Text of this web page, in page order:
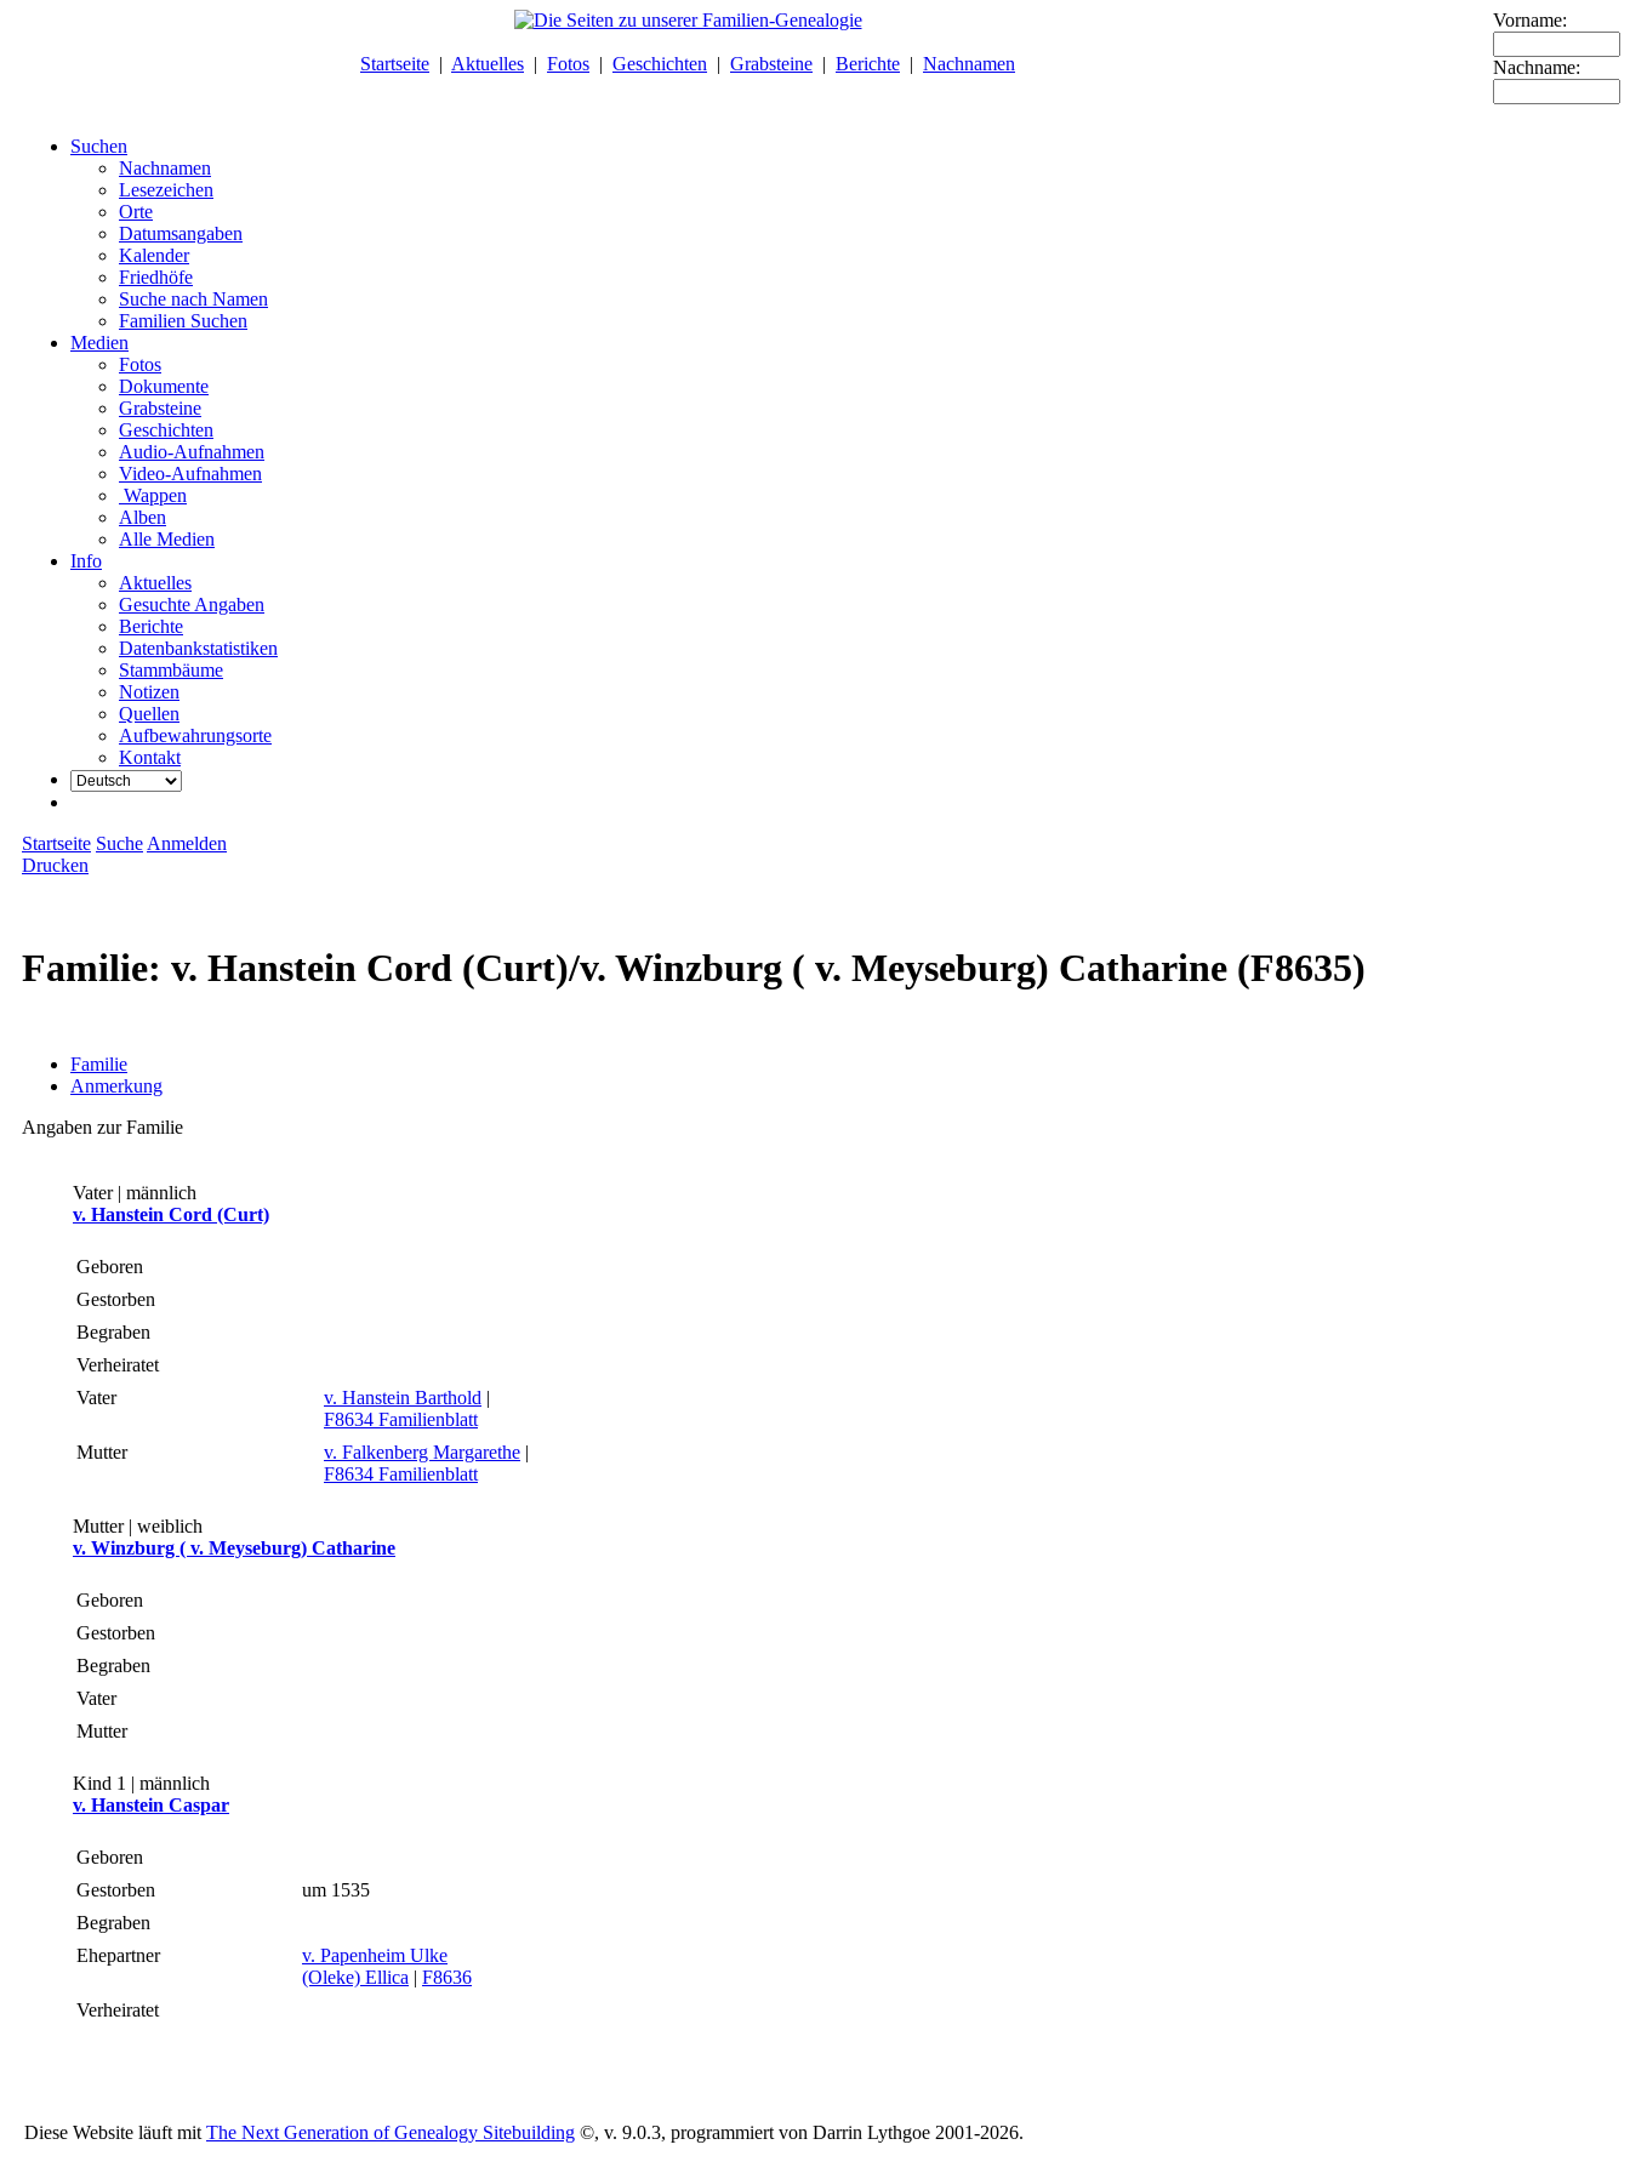
Startseite | Aktuelles | Fotos | Geschichten | Grabsteine | Berichte | Nachnamen
Vorname:
Nachname:
Suchen
Nachnamen
Lesezeichen
Orte
Datumsangaben
Kalender
Friedhöfe
Suche nach Namen
Familien Suchen
Medien
Fotos
Dokumente
Grabsteine
Geschichten
Audio-Aufnahmen
Video-Aufnahmen
Wappen
Alben
Alle Medien
Info
Aktuelles
Gesuchte Angaben
Berichte
Datenbankstatistiken
Stammbäume
Notizen
Quellen
Aufbewahrungsorte
Kontakt
Startseite Suche Anmelden
Drucken
Familie: v. Hanstein Cord (Curt)/v. Winzburg ( v. Meyseburg) Catharine (F8635)
Familie
Anmerkung
Angaben zur Familie
Vater | männlich
v. Hanstein Cord (Curt)
Geboren
Gestorben
Begraben
Verheiratet
Vater
v. Hanstein Barthold |
F8634 Familienblatt
Mutter
v. Falkenberg Margarethe |
F8634 Familienblatt
Mutter | weiblich
v. Winzburg ( v. Meyseburg) Catharine
Geboren
Gestorben
Begraben
Vater
Mutter
Kind 1 | männlich
v. Hanstein Caspar
Geboren
Gestorben
um 1535
Begraben
Ehepartner
v. Papenheim Ulke
(Oleke) Ellica | F8636
Verheiratet
Diese Website läuft mit The Next Generation of Genealogy Sitebuilding ©, v. 9.0.3, programmiert von Darrin Lythgoe 2001-2026.